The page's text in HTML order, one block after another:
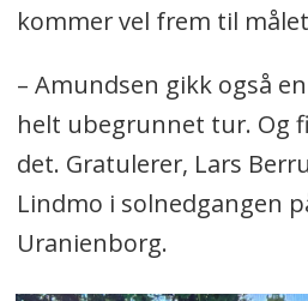
kommer vel frem til
– Amundsen gikk også
helt ubegrunnet tur. Og
det. Gratulerer, Lars
Lindmo i solnedgangen
Uranienborg.